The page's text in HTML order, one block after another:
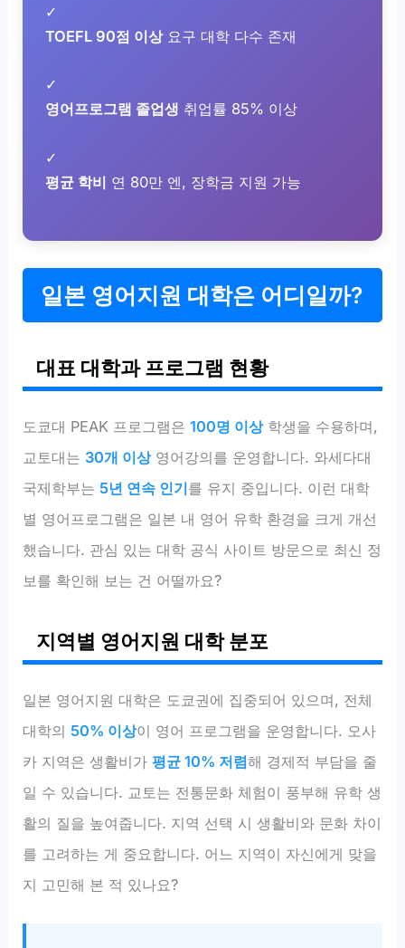
✓
TOEFL 90점 이상요구 대학 다수 존재
✓
영어프로그램 졸업생 취업률 85% 이상
✓
평균 학비 연 80만 엔, 장학금 지원 가능
일본 영어지원 대학은 어디일까?
대표 대학과 프로그램 현황
도쿄대 PEAK 프로그램은100명 이상학생을 수용하며,
교토대는 30개 이상영어강의를 운영합니다. 와세다대
국제학부는 5년 연속 인기를 유지 중입니다. 이런 대학
별 영어프로그램은 일본 내 영어 유학 환경을 크게 개선
했습니다. 관심 있는 대학 공식 사이트 방문으로 최신 정
보를 확인해 보는 건 어떨까요?
지역별 영어지원 대학 분포
일본 영어지원 대학은 도쿄권에 집중되어 있으며, 전체
대학의 50% 이상이 영어 프로그램을 운영합니다. 오사
카 지역은 생활비가평균 10% 저렴해 경제적 부담을 줄
일 수 있습니다. 교토는 전통문화 체험이 풍부해 유학 생
활의 질을 높여줍니다. 지역 선택 시 생활비와 문화 차이
를 고려하는 게 중요합니다. 어느 지역이 자신에게 맞을
지 고민해 본 적 있나요?